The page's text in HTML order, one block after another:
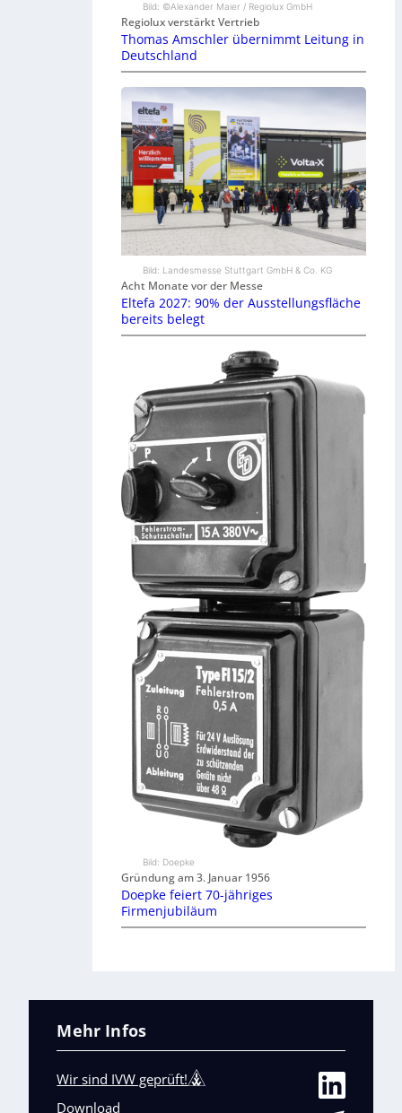
Bild: ©Alexander Maier / Regiolux GmbH
Regiolux verstärkt Vertrieb
Thomas Amschler übernimmt Leitung in
Deutschland
Bild: Landesmesse Stuttgart GmbH & Co. KG
Acht Monate vor der Messe
Eltefa 2027: 90% der Ausstellungsfläche
bereits belegt
Bild: Doepke
Gründung am 3. Januar 1956
Doepke feiert 70-jähriges
Firmenjubiläum
Mehr Infos
Wir sind IVW geprüft!
Download